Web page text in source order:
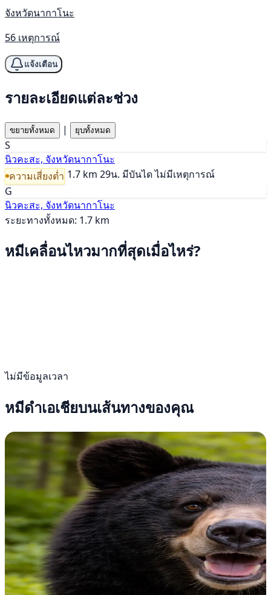
จังหวัดนากาโนะ
56 เหตุการณ์
แจ้งเตือน
รายละเอียดแต่ละช่วง
ขยายทั้งหมด | ยุบทั้งหมด
S
นิวคะสะ, จังหวัดนากาโนะ
ความเสี่ยงต่ำ 1.7 km 29น. มีบันไดไม่มีเหตุการณ์
G
นิวคะสะ, จังหวัดนากาโนะ
ระยะทางทั้งหมด: 1.7 km
หมีเคลื่อนไหวมากที่สุดเมื่อไหร่?
ไม่มีข้อมูลเวลา
หมีดำเอเชียบนเส้นทางของคุณ